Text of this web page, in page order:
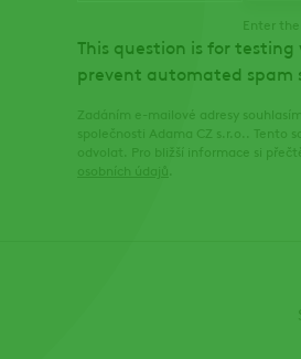
Enter
This question is for
prevent automated spam
Zadáním e-mailové adresy
společnosti Adama CZ s.r.o.. Tento
odvolat. Pro bližší informace si